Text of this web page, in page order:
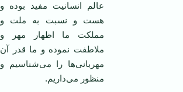
عالم انسانیت مفید بوده و
هست و نسبت به ملت و
مملکت ما اظهار مهر و
ملاطفت نموده و ما قدر آن
مهربانی‌ها را می‌شناسیم و
منظور می‌داریم.